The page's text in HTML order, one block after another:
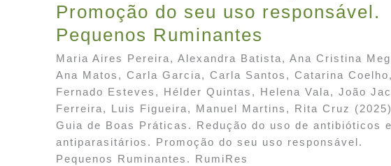
Promoção do seu uso responsável.
Pequenos Ruminantes
Maria Aires Pereira, Alexandra Batista, Ana Cristina
Ana Matos, Carla Garcia, Carla Santos, Catarina Coelho,
Fernado Esteves, Hélder Quintas, Helena Vala, João
Ferreira, Luis Figueira, Manuel Martins, Rita Cruz
Guia de Boas Práticas. Redução do uso de antibióticos e
antiparasitários. Promoção do seu uso responsável.
Pequenos Ruminantes. RumiRes